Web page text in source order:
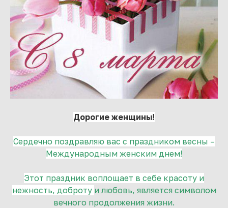
Дорогие женщины!
Сердечно поздравляю вас с праздником весны –
Международным женским днем!
Этот праздник воплощает в себе красоту и
нежность, доброту и любовь, является символом
вечного продолжения жизни.